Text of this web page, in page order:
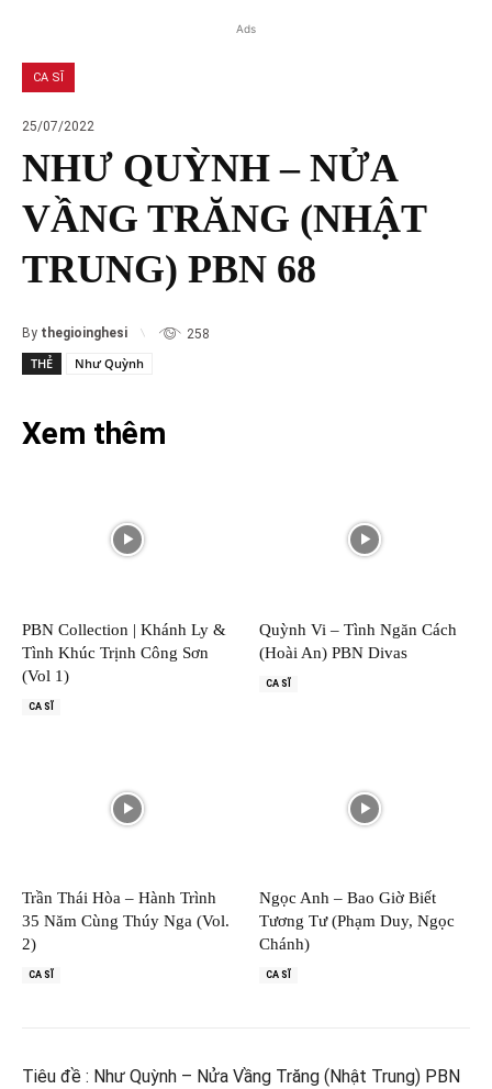
Ads
CA SĨ
25/07/2022
NHƯ QUỲNH – NỬA
VẦNG TRĂNG (NHẬT
TRUNG) PBN 68
By thegioinghesi 258
THẺ Như Quỳnh
Xem thêm
PBN Collection | Khánh Ly &
Tình Khúc Trịnh Công Sơn
(Vol 1)
CA SĨ
Quỳnh Vi – Tình Ngăn Cách
(Hoài An) PBN Divas
CA SĨ
Trần Thái Hòa – Hành Trình
35 Năm Cùng Thúy Nga (Vol.
2)
CA SĨ
Ngọc Anh – Bao Giờ Biết
Tương Tư (Phạm Duy, Ngọc
Chánh)
CA SĨ
Tiêu đề : Như Quỳnh – Nửa Vầng Trăng (Nhật Trung) PBN